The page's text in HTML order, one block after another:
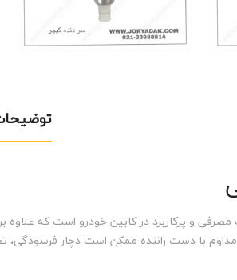
و پرکاربرد در کابین خودرو است که
با دست راننده ممکن است دچار فرسودگی،